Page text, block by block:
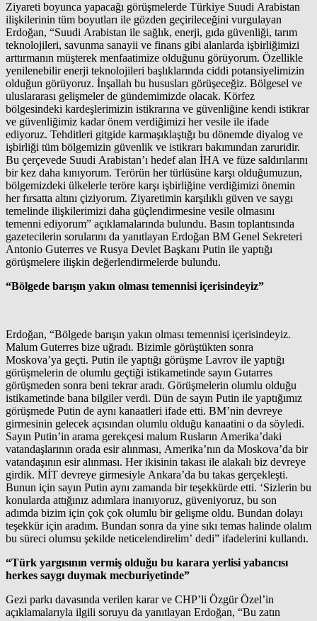
Ziyareti boyunca yapacağı görüşmelerde Türkiye Suudi Arabistan
ilişkilerinin tüm boyutları ile gözden geçirileceğini vurgulayan
Erdoğan, “Suudi Arabistan ile sağlık, enerji, gıda güvenliği, tarım
teknolojileri, savunma sanayii ve finans gibi alanlarda işbirliğimizi
arttırmanın müşterek menfaatimize olduğunu görüyorum. Özellikle
yenilenebilir enerji teknolojileri başlıklarında ciddi potansiyelimizin
olduğun görüyoruz. İnşallah bu hususları görüşeceğiz. Bölgesel ve
uluslararası gelişmeler de gündemimizde olacak. Körfez
bölgesindeki kardeşlerimizin istikrarına ve güvenliğine kendi istikrar
ve güvenliğimiz kadar önem verdiğimizi her vesile ile ifade
ediyoruz. Tehditleri gitgide karmaşıklaştığı bu dönemde diyalog ve
işbirliği tüm bölgemizin güvenlik ve istikrarı bakımından zaruridir.
Bu çerçevede Suudi Arabistan’ı hedef alan İHA ve füze saldırılarını
bir kez daha kınıyorum. Terörün her türlüsüne karşı olduğumuzun,
bölgemizdeki ülkelerle teröre karşı işbirliğine verdiğimizi önemin
her fırsatta altını çiziyorum. Ziyaretimin karşılıklı güven ve saygı
temelinde ilişkilerimizi daha güçlendirmesine vesile olmasını
temenni ediyorum” açıklamalarında bulundu. Basın toplantısında
gazetecilerin sorularını da yanıtlayan Erdoğan BM Genel Sekreteri
Antonio Guterres ve Rusya Devlet Başkanı Putin ile yaptığı
görüşmelere ilişkin değerlendirmelerde bulundu.
“Bölgede barışın yakın olması temennisi içerisindeyiz”
Erdoğan, “Bölgede barışın yakın olması temennisi içerisindeyiz.
Malum Guterres bize uğradı. Bizimle görüştükten sonra
Moskova’ya geçti. Putin ile yaptığı görüşme Lavrov ile yaptığı
görüşmelerin de olumlu geçtiği istikametinde sayın Gutarres
görüşmeden sonra beni tekrar aradı. Görüşmelerin olumlu olduğu
istikametinde bana bilgiler verdi. Dün de sayın Putin ile yaptığımız
görüşmede Putin de aynı kanaatleri ifade etti. BM’nin devreye
girmesinin gelecek açısından olumlu olduğu kanaatini o da söyledi.
Sayın Putin’in arama gerekçesi malum Rusların Amerika’daki
vatandaşlarının orada esir alınması, Amerika’nın da Moskova’da bir
vatandaşının esir alınması. Her ikisinin takası ile alakalı biz devreye
girdik. MİT devreye girmesiyle Ankara’da bu takas gerçekleşti.
Bunun için sayın Putin aynı zamanda bir teşekkürde etti. ‘Sizlerin bu
konularda attığınız adımlara inanıyoruz, güveniyoruz, bu son
adımda bizim için çok çok olumlu bir gelişme oldu. Bundan dolayı
teşekkür için aradım. Bundan sonra da yine sıkı temas halinde olalım
bu süreci olumsu şekilde neticelendirelim’ dedi” ifadelerini kullandı.
“Türk yargısının vermiş olduğu bu karara yerlisi yabancısı
herkes saygı duymak mecburiyetinde”
Gezi parkı davasında verilen karar ve CHP’li Özgür Özel’in
açıklamalarıyla ilgili soruyu da yanıtlayan Erdoğan, “Bu zatın